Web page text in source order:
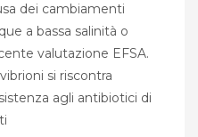
dei cambiamenti
a bassa salinità o
valutazione EFSA.
si riscontra
agli antibiotici di